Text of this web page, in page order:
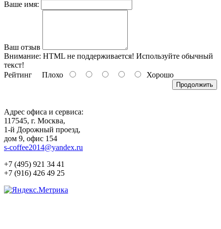
Ваше имя:
Ваш отзыв
Внимание: HTML не поддерживается! Используйте обычный
текст!
Рейтинг Плохо Хорошо
Продолжить
Адрес офиса и сервиса:
117545, г. Москва,
1-й Дорожный проезд,
дом 9, офис 154
s-coffee2014@yandex.ru
+7 (495) 921 34 41
+7 (916) 426 49 25